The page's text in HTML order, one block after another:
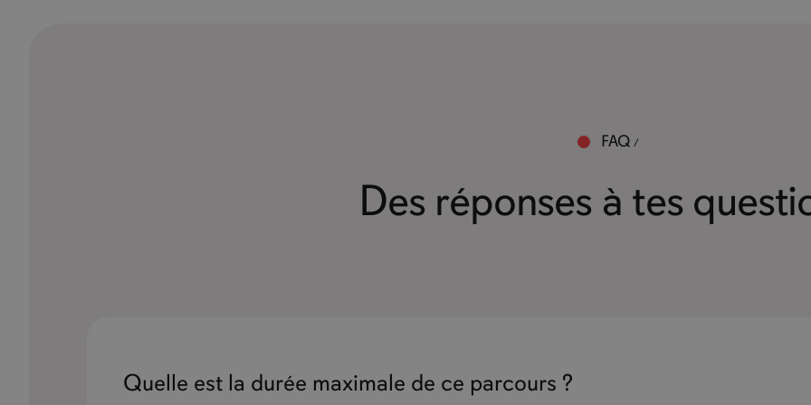
FAQ
Des réponses à tes
Quelle est la durée maximale de ce parcours ?